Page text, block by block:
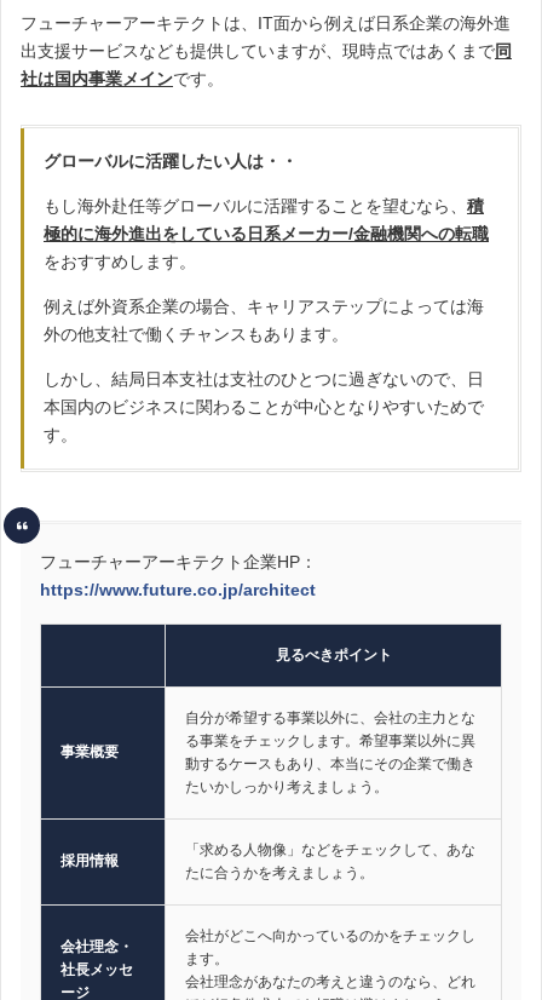
フューチャーアーキテクトは、IT面から例えば日系企業の海外進
出支援サービスなども提供していますが、現時点ではあくまで同
社は国内事業メインです。
グローバルに活躍したい人は・・
もし海外赴任等グローバルに活躍することを望むなら、 積
極的に海外進出をしている日系メーカー/金融機関への転職
をおすすめします。
例えば外資系企業の場合、キャリアステップによっては海
外の他支社で働くチャンスもあります。
しかし、結局日本支社は支社のひとつに過ぎないので、日
本国内のビジネスに関わることが中心となりやすいためで
す。
フューチャーアーキテクト企業HP：
https://www.future.co.jp/architect
見るべきポイント
事業概要
自分が希望する事業以外に、会社の主力とな
る事業をチェックします。希望事業以外に異
動するケースもあり、本当にその企業で働き
たいかしっかり考えましょう。
採用情報
「求める人物像」などをチェックして、あな
たに合うかを考えましょう。
会社理念・
社長メッセ
ージ
会社がどこへ向かっているのかをチェックし
ます。
会社理念があなたの考えと違うのなら、どれ